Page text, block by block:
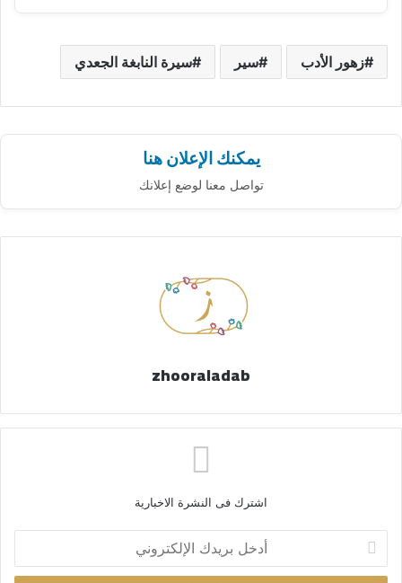
زهور الأدب سير سيرة النابغة الجعدي
يمكنك الإعلان هنا
تواصل معنا لوضع إعلانك
zhooraladab
اشترك فى النشرة الاخبارية
خ